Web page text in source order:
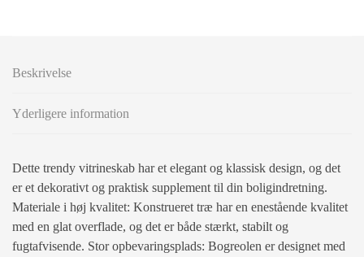
Beskrivelse
Yderligere information
Dette trendy vitrineskab har et elegant og klassisk design, og det
er et dekorativt og praktisk supplement til din boligindretning.
Materiale i høj kvalitet: Konstrueret træ har en enestående kvalitet
med en glat overflade, og det er både stærkt, stabilt og
fugtafvisende. Stor opbevaringsplads: Bogreolen er designet med